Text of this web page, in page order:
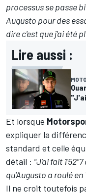
processus se passe
Augusto pour des
dire c'est que j'ai été
Lire aussi :
Et lorsque
expliquer la
standard et celle
détail : "J'ai fait
qu'Augusto a roulé en
Il ne croit toutefois